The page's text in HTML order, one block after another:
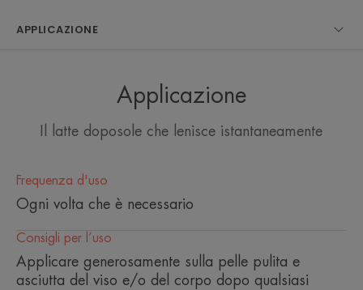
Svuotare l’imballaggio primario del suo contenuto prima di
conferirlo in raccolta differenziata.
Verificare le disposizioni del proprio Comune.
EAN 3282770154238
Flacone e tappo (PET 1): Plastica
*Test strumentale, 22 soggetti, dopo 2 applicazioni per 7 giorni
*Studio di tollerabilità ed efficacia su 44 soggetti. Sensazione percepita dai
soggetti subito dopo l'applicazione
APPLICAZIONE
Applicazione
Il latte doposole che lenisce istantaneamente
Frequenza d'uso
Ogni volta che è necessario
Consigli per l’uso
Applicare generosamente sulla pelle pulita e
asciutta del viso e/o del corpo dopo qualsiasi